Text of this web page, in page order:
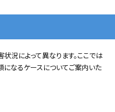
況によって異なります。ここでは
なるケースについてご案内いた